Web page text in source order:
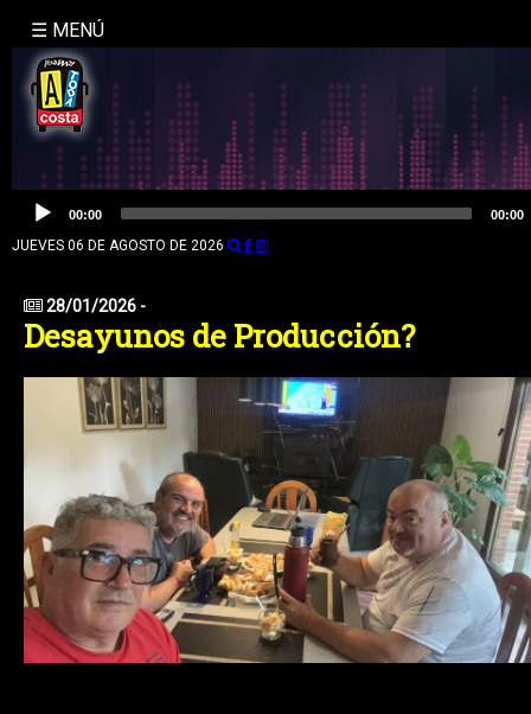
INICIO
NOSOTROS
LA
MOLE
BUSQUEDA
CONTACTO
☰ MENÚ
Reproductor
audio
00:00 00:00
JUEVES 06 DE AGOSTO DE 2026
28/01/2026 -
Desayunos de Producción?